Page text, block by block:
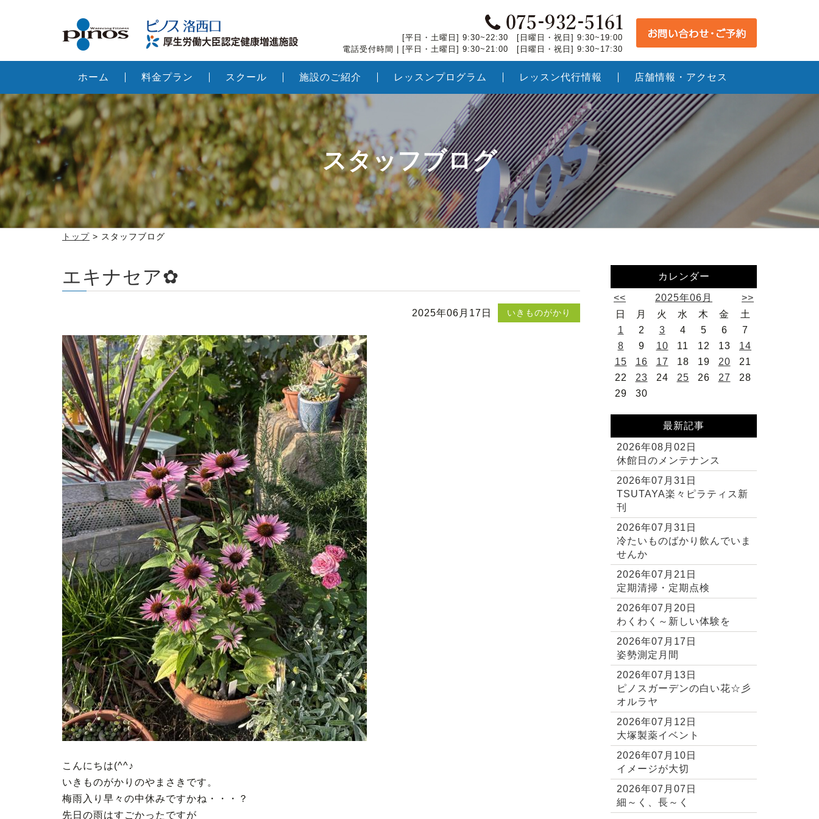
[平日・土曜日] 9:30~22:30 [日曜日・祝日] 9:30~19:00
電話受付時間 | [平日・土曜日] 9:30~21:00 [日曜日・祝日] 9:30~17:30
ホーム 料金プラン スクール 施設のご紹介 レッスンプログラム レッスン代行情報 店舗情報・アクセス
トップ > スタッフブログ
スタッフブログ
エキナセア✿
いきものがかり
2025年06月17日
こんにちは(^^♪
いきものがかりのやまさきです。
梅雨入り早々の中休みですかね・・・？
先日の雨はすごかったですが
カレンダー
<< 2025年06月
>>
日
月 火 水 木 金
土
1
2 3 4 5 6
7
8
9 10 11 12 13
14
15
16 17 18 19 20
21
22
23 24 25 26 27
28
29
30
最新記事
2026年08月02日
休館日のメンテナンス
2026年07月31日
TSUTAYA楽々ピラティス新
刊
2026年07月31日
冷たいものばかり飲んでいま
せんか
2026年07月21日
定期清掃・定期点検
2026年07月20日
わくわく～新しい体験を
2026年07月17日
姿勢測定月間
2026年07月13日
ピノスガーデンの白い花☆彡
オルラヤ
2026年07月12日
大塚製薬イベント
2026年07月10日
イメージが大切
2026年07月07日
細～く、長～く